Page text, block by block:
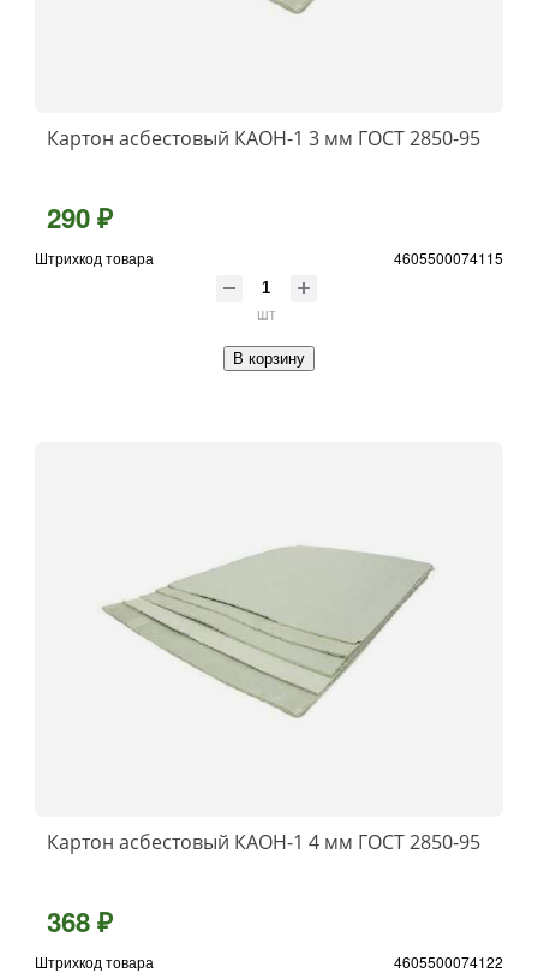
Картон асбестовый КАOН-1 3 мм ГОСТ 2850-95
290 ₽
Штрихкод товара 4605500074115
шт
В корзину
Картон асбестовый КАOН-1 4 мм ГОСТ 2850-95
368 ₽
Штрихкод товара 4605500074122